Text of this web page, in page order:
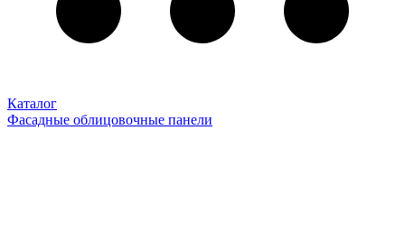
Каталог
Фасадные облицовочные панели